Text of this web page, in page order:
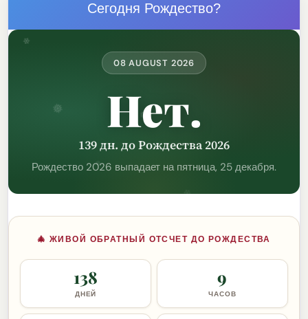
Сегодня Рождество?
❄
❅
❅
❄
08 AUGUST 2026
Нет.
139 дн. до Рождества 2026
Рождество 2026 выпадает на пятница, 25 декабря.
🎄 ЖИВОЙ ОБРАТНЫЙ ОТСЧЕТ ДО РОЖДЕСТВА
138
ДНЕЙ
9
ЧАСОВ